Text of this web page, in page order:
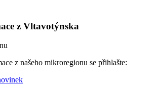
z Vltavotýnska
z našeho mikroregionu se přihlašte: